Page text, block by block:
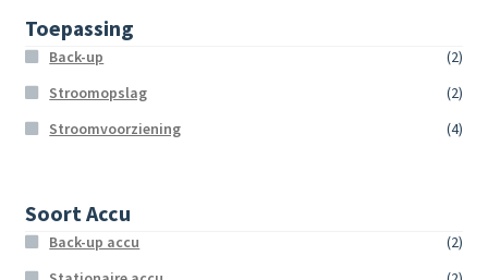
Toepassing
Back-up
(2)
Stroomopslag
(2)
Stroomvoorziening
(4)
Soort Accu
Back-up accu
(2)